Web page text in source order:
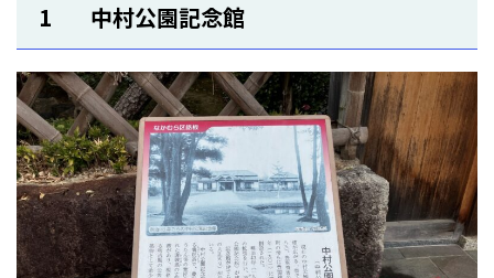
1 中村公園記念館